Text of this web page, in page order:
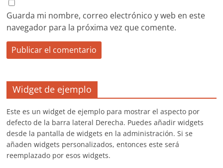
Guarda mi nombre, correo electrónico y web en este
navegador para la próxima vez que comente.
Widget de ejemplo
Este es un widget de ejemplo para mostrar el aspecto por
defecto de la barra lateral Derecha. Puedes añadir widgets
desde la pantalla de widgets en la administración. Si se
añaden widgets personalizados, entonces este será
reemplazado por esos widgets.